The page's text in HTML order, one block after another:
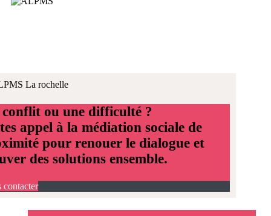
ou une difficulté ?
appel à la médiation sociale de
pour renouer le dialogue et
des solutions ensemble.
contacter